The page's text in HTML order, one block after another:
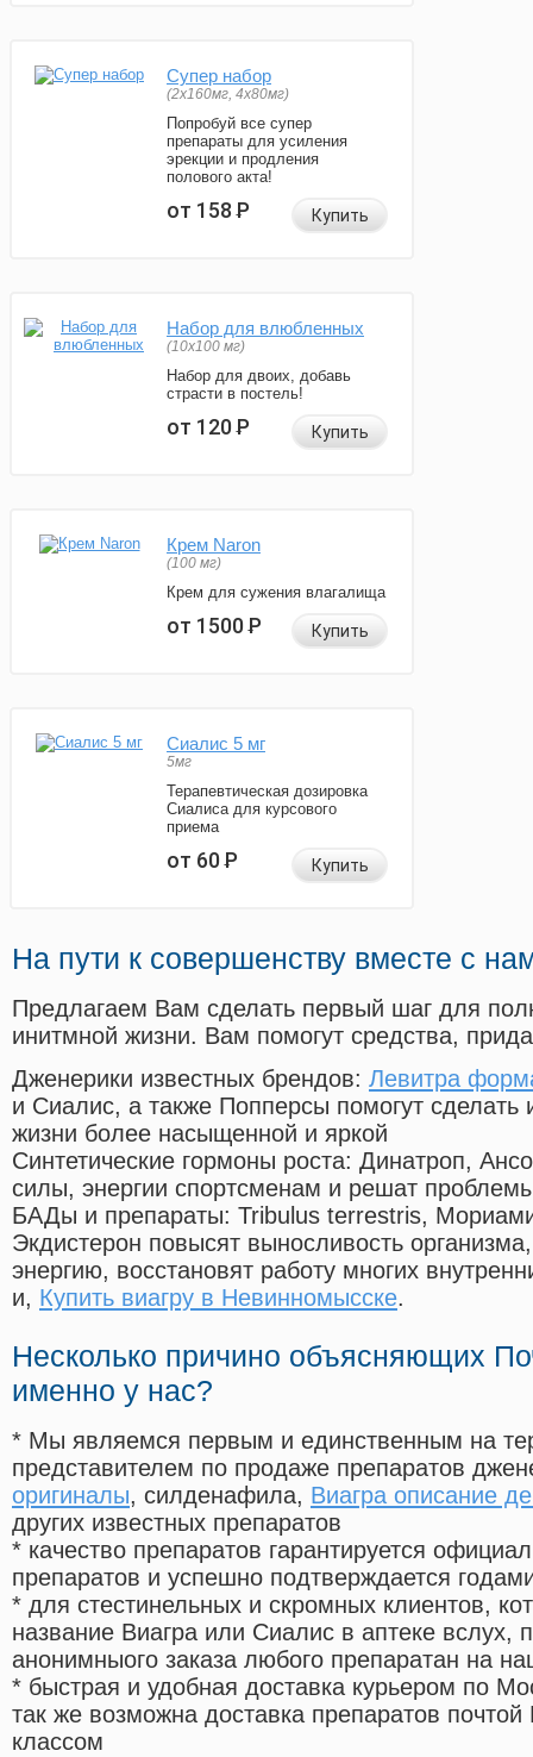
Супер набор
(2х160мг, 4х80мг)
Попробуй все супер
препараты для усиления
эрекции и продления
полового акта!
от 158Р Купить
Набор для влюбленных
(10х100 мг)
Набор для двоих, добавь
страсти в постель!
от 120Р Купить
Крем Naron
(100 мг)
Крем для сужения влагалища
от 1500Р Купить
Сиалис 5 мг
5мг
Терапевтическая дозировка
Сиалиса для курсового
приема
от 60Р Купить
На пути к совершенству вместе с
Предлагаем Вам сделать первый шаг для
инитмной жизни. Вам помогут средства,
Дженерики известных брендов: Левитра
и Сиалис, а также Попперсы помогут
жизни более насыщенной и яркой
Синтетические гормоны роста: Динатроп,
силы, энергии спортсменам и решат
БАДы и препараты: Tribulus terrestris,
Экдистерон повысят выносливость
энергию, восстановят работу многих
и, Купить виагру в Невинномысске.
Несколько причино объясняющих
именно у нас?
* Мы являемся первым и единственным на
представителем по продаже препаратов
оригиналы, силденафила, Виагра описание
других известных препаратов
* качество препаратов гарантируется
препаратов и успешно подтверждается
* для стестинельных и скромных клиентов,
название Виагра или Сиалис в аптеке вслух,
анонимныого заказа любого препаратан на
* быстрая и удобная доставка курьером по
так же возможна доставка препаратов
классом